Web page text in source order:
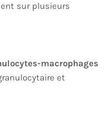
sur plusieurs
macrophages
et